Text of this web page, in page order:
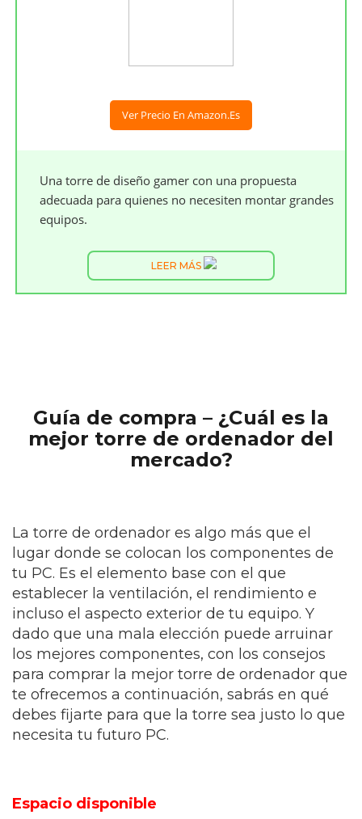
Ver Precio En Amazon.es
Una torre de diseño gamer con una propuesta
adecuada para quienes no necesiten montar grandes
equipos.
LEER MÁS
Guía de compra – ¿Cuál es la
mejor torre de ordenador del
mercado?
La torre de ordenador es algo más que el
lugar donde se colocan los componentes de
tu PC. Es el elemento base con el que
establecer la ventilación, el rendimiento e
incluso el aspecto exterior de tu equipo. Y
dado que una mala elección puede arruinar
los mejores componentes, con los consejos
para comprar la mejor torre de ordenador que
te ofrecemos a continuación, sabrás en qué
debes fijarte para que la torre sea justo lo que
necesita tu futuro PC.
Espacio disponible